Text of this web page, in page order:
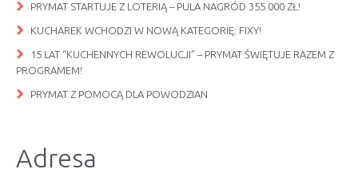
PRYMAT STARTUJE Z LOTERIĄ – PULA NAGRÓD 355 000 ZŁ!
KUCHAREK WCHODZI W NOWĄ KATEGORIĘ: FIXY!
15 LAT “KUCHENNYCH REWOLUCJI” – PRYMAT ŚWIĘTUJE RAZEM Z
PROGRAMEM!
PRYMAT Z POMOCĄ DLA POWODZIAN
Adresa